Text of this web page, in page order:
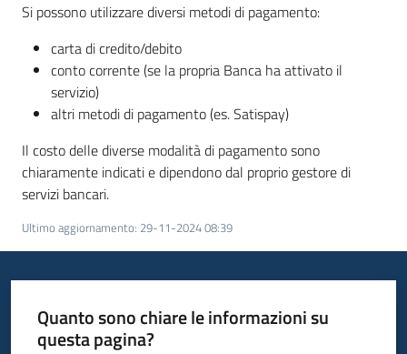
Leggi
Bandi
Si possono utilizzare diversi metodi di pagamento:
carta di credito/debito
conto corrente (se la propria Banca ha attivato il
servizio)
altri metodi di pagamento (es. Satispay)
Il costo delle diverse modalità di pagamento sono
chiaramente indicati e dipendono dal proprio gestore di
servizi bancari.
Ultimo aggiornamento: 29-11-2024 08:39
Quanto sono chiare le informazioni su
questa pagina?